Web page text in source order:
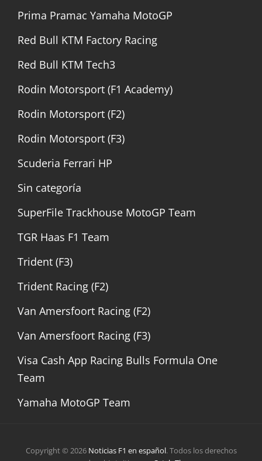
Prima Pramac Yamaha MotoGP
Red Bull KTM Factory Racing
Red Bull KTM Tech3
Rodin Motorsport (F1 Academy)
Rodin Motorsport (F2)
Rodin Motorsport (F3)
Scuderia Ferrari HP
Sin categoría
SuperFile Trackhouse MotoGP Team
TGR Haas F1 Team
Trident (F3)
Trident Racing (F2)
Van Amersfoort Racing (F2)
Van Amersfoort Racing (F3)
Visa Cash App Racing Bulls Formula One
Team
Yamaha MotoGP Team
Copyright © 2026 Noticias F1 en español. Todos los derechos